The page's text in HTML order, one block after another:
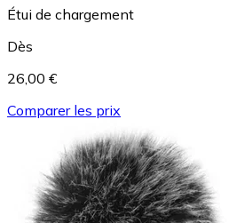
Étui de chargement
Dès
26,00 €
Comparer les prix